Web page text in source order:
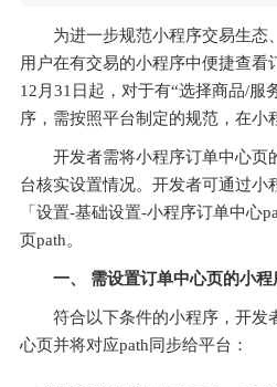
为进一步规范小程序交易生态
用户在有交易的小程序中便捷查看
12月31日起，对于有“选择商品/服
序，需按照平台制定的规范，在小
开发者需将小程序订单中心页
台核实设置情况。开发者可通过小
「设置-基础设置-小程序订单中心
页path。
一、 需设置订单中心页的小程
符合以下条件的小程序，开发
心页并将对应path同步给平台：